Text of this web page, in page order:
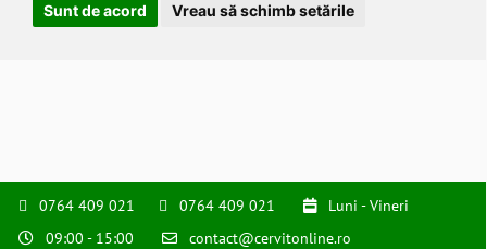
Sunt de acord Vreau să schimb setările
0764 409 021 0764 409 021
Luni - Vineri
09:00 - 15:00
contact@cervitonline.ro